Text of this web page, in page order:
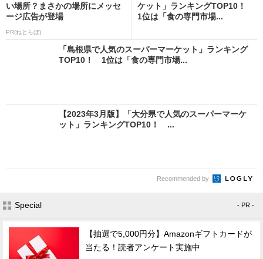
い場所？まさかの場所にメッセ
ージ広告が登場
PR(ねとらぼ)
ケット」ランキングTOP10！
1位は「食の専門市場...
「島根県で人気のスーパーマーケット」ランキング
TOP10！ 1位は「食の専門市場...
【2023年3月版】「大分県で人気のスーパーマーケ
ット」ランキングTOP10！ ...
Recommended by
Special - PR -
【抽選で5,000円分】Amazonギフトカードが
当たる！読者アンケート実施中